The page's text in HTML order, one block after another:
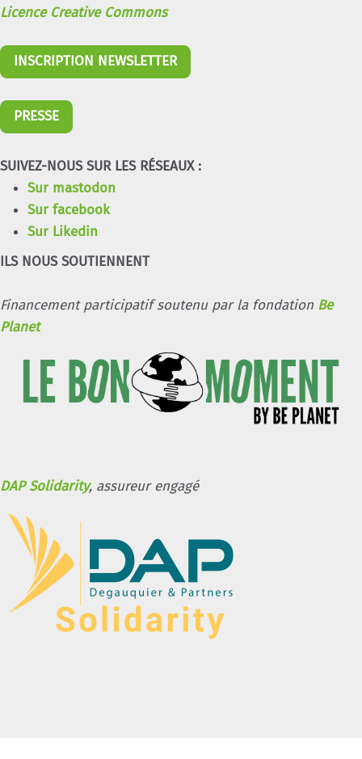
Licence Creative Commons
INSCRIPTION NEWSLETTER
PRESSE
SUIVEZ-NOUS SUR LES RÉSEAUX :
Sur mastodon
Sur facebook
Sur Likedin
ILS NOUS SOUTIENNENT
Financement participatif soutenu par la fondation Be
Planet
DAP Solidarity, assureur engagé